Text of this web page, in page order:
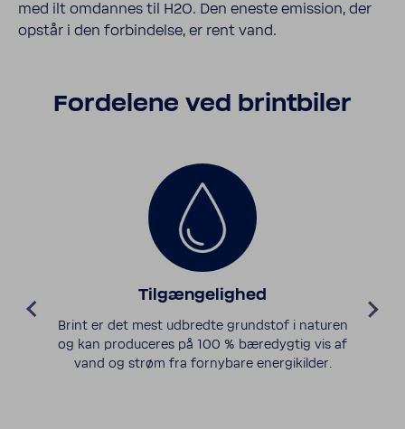
med ilt omdannes til H2O. Den eneste emis­sion, der
opstår i den forbindelse, er rent vand.
Forde­lene ved brint­biler
Tilgængelighed
Brint er det mest udbredte grund­stof i naturen
og kan produc­eres på 100 % bæredygtig vis af
vand og strøm fra forny­bare energik­ilder.